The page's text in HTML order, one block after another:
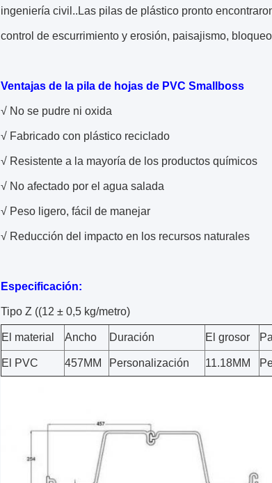
ingeniería civil..Las pilas de plástico pronto
control de escurrimiento y erosión, paisajismo,
Ventajas de la pila de hojas de PVC Smallboss
√ No se pudre ni oxida
√ Fabricado con plástico reciclado
√ Resistente a la mayoría de los productos químicos
√ No afectado por el agua salada
√ Peso ligero, fácil de manejar
√ Reducción del impacto en los recursos naturales
Especificación:
Tipo Z ((12 ± 0,5 kg/metro)
El material Ancho Duración El grosor
El PVC 457MM Personalización 11.18MM